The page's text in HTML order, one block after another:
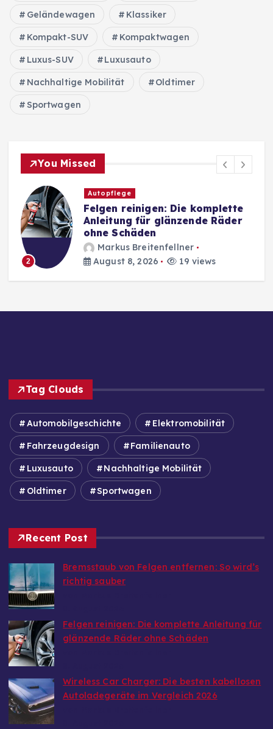
Geländewagen Klassiker
Kompakt-SUV Kompaktwagen
Luxus-SUV Luxusauto
Nachhaltige Mobilität Oldtimer
Sportwagen
You Missed
2
Autopflege
Felgen reinigen: Die komplette
Anleitung für glänzende Räder
ohne Schäden
Markus Breitenfellner
August 8, 2026
19 views
Tag Clouds
Automobilgeschichte Elektromobilität
Fahrzeugdesign Familienauto
Luxusauto Nachhaltige Mobilität
Oldtimer Sportwagen
Recent Post
Bremsstaub von Felgen entfernen: So wird’s
richtig sauber
Felgen reinigen: Die komplette Anleitung für
glänzende Räder ohne Schäden
Wireless Car Charger: Die besten kabellosen
Autoladegeräte im Vergleich 2026